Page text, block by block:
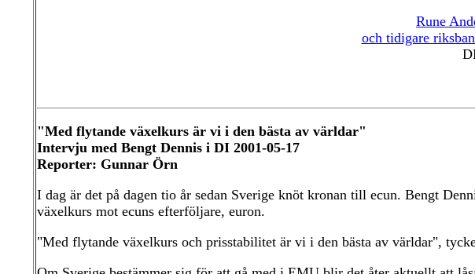
Rune
och tidigare
"Med flytande växelkurs är vi i den bästa av världar"
Intervju med Bengt Dennis i DI 2001-05-17
Reporter: Gunnar Örn
I dag är det på dagen tio år sedan Sverige knöt kronan till ecun. Bengt
växelkurs mot ecuns efterföljare, euron.
"Med flytande växelkurs och prisstabilitet är vi i den bästa av världar",